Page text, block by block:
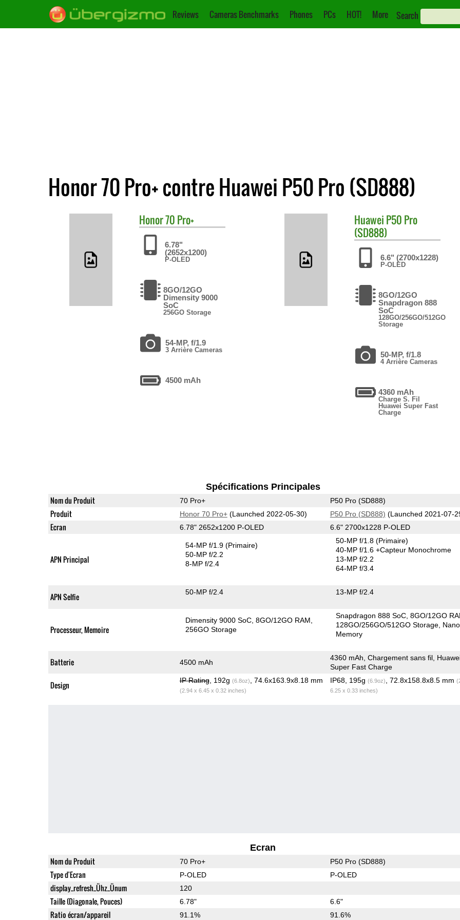
Reviews Cameras Benchmarks Phones PCs HOT! More Search
Honor 70 Pro+ contre Huawei P50 Pro (SD888)
Honor70 Pro+
6.78"
(2652x1200)
P-OLED
8GO/12GO
Dimensity 9000
SoC
256GO Storage
54-MP, f/1.9
3 Arrière Cameras
4500 mAh
Huawei P50 Pro
(SD888)
6.6" (2700x1228)
P-OLED
8GO/12GO
Snapdragon 888
SoC
128GO/256GO/512GO
Storage
50-MP, f/1.8
4 Arrière Cameras
4360 mAh
Charge S. Fil
Huawei Super Fast
Charge
Spécifications Principales
Nom du Produit 70 Pro+ P50 Pro (SD888)
Produit Honor 70 Pro+(Launched 2022-05-30) P50 Pro (SD888) (Launched 2021-07-
Ecran 6.78" 2652x1200 P-OLED 6.6" 2700x1228 P-OLED
APN Principal
54-MP f/1.9(Primaire)
50-MP f/2.2
8-MP f/2.4
50-MP f/1.8(Primaire)
40-MP f/1.6+Capteur Monochrome
13-MP f/2.2
64-MP f/3.4
APN Selfie 50-MP f/2.4 13-MP f/2.4
Processeur, Memoire
Dimensity 9000 SoC 8GO/12GO RAM
256GO Storage
Snapdragon 888 SoC 8GO/12GO
128GO/256GO/512GO Storage Nano
Memory
Batterie 4500 mAh
4360 mAh, Chargement sans fil,
Super Fast Charge
Design IP Rating, 192g (6.8oz) , 74.6x163.9x8.18 mm
(2.94 x 6.45 x 0.32 inches)
IP68, 195g (6.9oz) , 72.8x158.8x8.5 mm
6.25 x 0.33 inches)
Ecran
Nom du Produit 70 Pro+ P50 Pro (SD888)
Type d'Ecran P-OLED P-OLED
display_refresh_Ühz_Ünum 120
Taille (Diagonale, Pouces) 6.78" 6.6"
Ratio écran/appareil 91.1% 91.6%